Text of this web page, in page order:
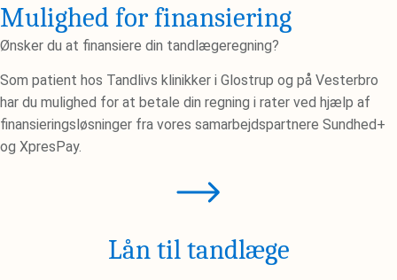
Mulighed for finansiering
Ønsker du at finansiere din tandlægeregning?
Som patient hos Tandlivs klinikker i Glostrup og på Vesterbro
har du mulighed for at betale din regning i rater ved hjælp af
finansieringsløsninger fra vores samarbejdspartnere Sundhed+
og XpresPay.
Lån til tandlæge